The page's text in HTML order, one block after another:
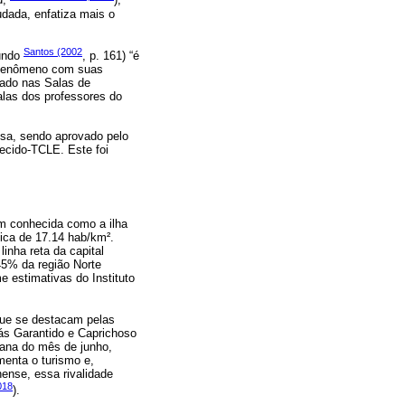
enfatiza mais o
Santos (2002, p. 161) “é
com suas
nas Salas de
dos professores do
sendo aprovado pelo
TCLE. Este foi
conhecida como a ilha
de 17.14 hab/km².
reta da capital
da região Norte
estimativas do Instituto
se destacam pelas
Garantido e Caprichoso
do mês de junho,
o turismo e,
essa rivalidade
).